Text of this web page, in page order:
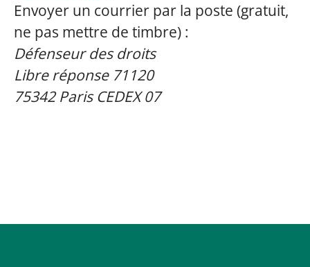
Envoyer un courrier par la poste (gratuit,
ne pas mettre de timbre) :
Défenseur des droits
Libre réponse 71120
75342 Paris CEDEX 07